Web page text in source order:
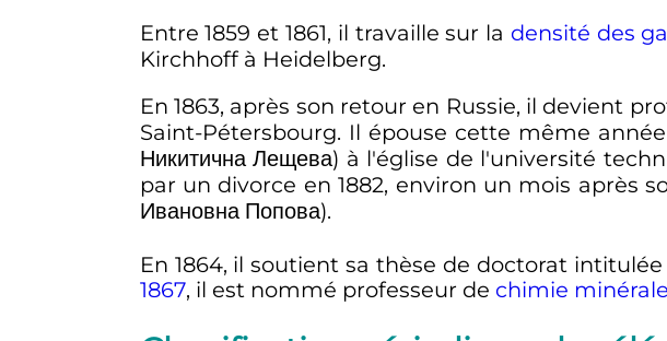
Entre 1859 et 1861, il travaille sur la densité des
Kirchhoff à Heidelberg.
En 1863, après son retour en Russie, il devient
Saint-Pétersbourg. Il épouse cette même
Никитична Лещева) à l'église de l'université
par un divorce en 1882, environ un mois après
Ивановна Попова).
En 1864, il soutient sa thèse de doctorat intitulée
1867, il est nommé professeur de chimie minérale